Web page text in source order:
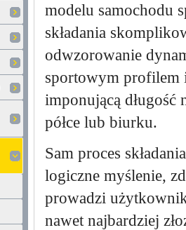
modelu samochodu
składania
odwzorowanie
sportowym profilem
imponującą długość
półce lub biurku.
Sam proces
logiczne myślenie,
prowadzi
nawet najbardziej